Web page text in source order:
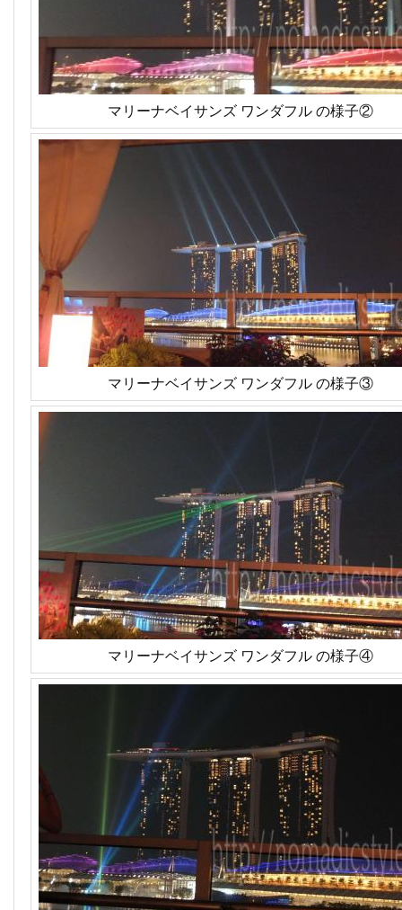
マリーナベイサンズ ワンダフル の様子②
マリーナベイサンズ ワンダフル の様子③
マリーナベイサンズ ワンダフル の様子④